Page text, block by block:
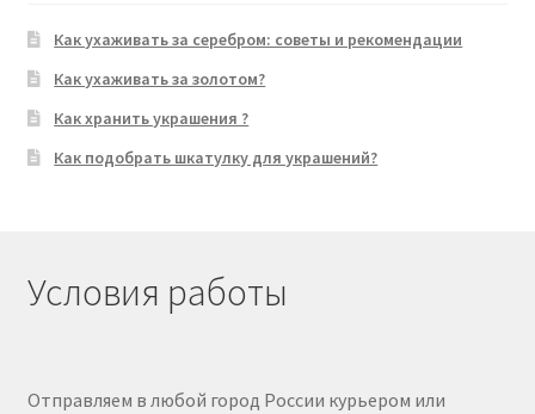
Как ухаживать за серебром: советы и рекомендации
Как ухаживать за золотом?
Как хранить украшения ?
Как подобрать шкатулку для украшений?
Условия работы
Отправляем в любой город России курьером или